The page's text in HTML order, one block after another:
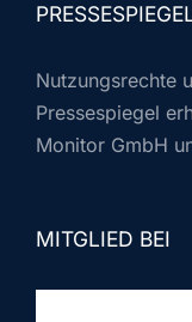
Nutzungsrechte
Pressespiegel
Monitor GmbH
MITGLIED BEI